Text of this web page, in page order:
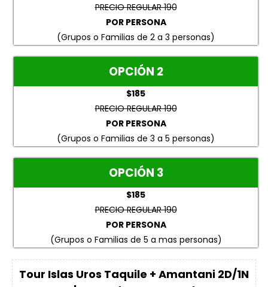
PRECIO REGULAR 190
POR PERSONA
(Grupos o Familias de 2 a 3 personas)
OPCIÓN 2
$185
PRECIO REGULAR 190
POR PERSONA
(Grupos o Familias de 3 a 5 personas)
OPCIÓN 3
$185
PRECIO REGULAR 190
POR PERSONA
(Grupos o Familias de 5 a mas personas)
Tour Islas Uros Taquile + Amantani 2D/1N